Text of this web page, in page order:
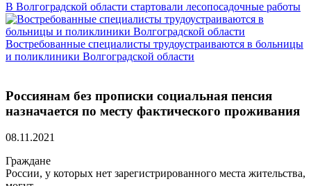
В Волгоградской области стартовали лесопосадочные работы
Востребованные специалисты трудоустраиваются в больницы
и поликлиники Волгоградской области
Россиянам без прописки социальная пенсия
назначается по месту фактического проживания
08.11.2021
Граждане
России, у которых нет зарегистрированного места жительства,